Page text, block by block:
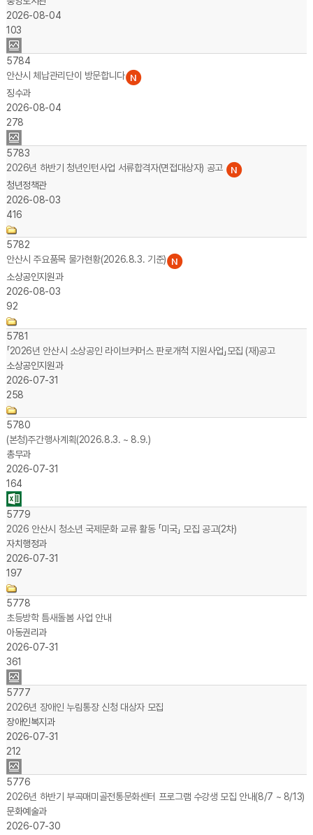
2026-08-04
103
5784
안산시 체납관리단이 방문합니다
징수과
2026-08-04
278
5783
2026년 하반기 청년인턴사업 서류합격자(면접대상자) 공고
청년정책관
2026-08-03
416
5782
안산시 주요품목 물가현황(2026.8.3. 기준)
소상공인지원과
2026-08-03
92
5781
「2026년 안산시 소상공인 라이브커머스 판로개척 지원사업」모집 (재)공고
소상공인지원과
2026-07-31
258
5780
(본청)주간행사계획(2026.8.3. ~ 8.9.)
총무과
2026-07-31
164
5779
2026 안산시 청소년 국제문화 교류 활동 「미국」 모집 공고(2차)
자치행정과
2026-07-31
197
5778
초등방학 틈새돌봄 사업 안내
아동권리과
2026-07-31
361
5777
2026년 장애인 누림통장 신청 대상자 모집
장애인복지과
2026-07-31
212
5776
2026년 하반기 부곡매미골전통문화센터 프로그램 수강생 모집 안내(8/7 ~ 8/13)
문화예술과
2026-07-30